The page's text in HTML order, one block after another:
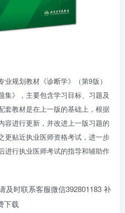
规划教材《诊断学》（第9版）
集》，主要包含学习目标、习题及
套教材是在上一版的基础上，根据
容进行更新，并改进上一版习题的
更贴近执业医师资格考试，进一步
进行执业医师考试的指导和辅助作
及时联系客服微信392801183 补
下载